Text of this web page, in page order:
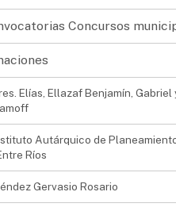
Concursos
Elías, Ellazaf Benjamín, Gabriel
Autárquico de
Ríos
Gervasio Rosario